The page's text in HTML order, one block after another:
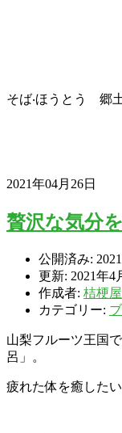
そば‧ほうとう
2021年04月26日
贅沢な気分を
公開済み:
更新: 2021年4
作成者: 桔梗
カテゴリー:
山梨フルーツ王国
呂」。
疲れた体を癒した